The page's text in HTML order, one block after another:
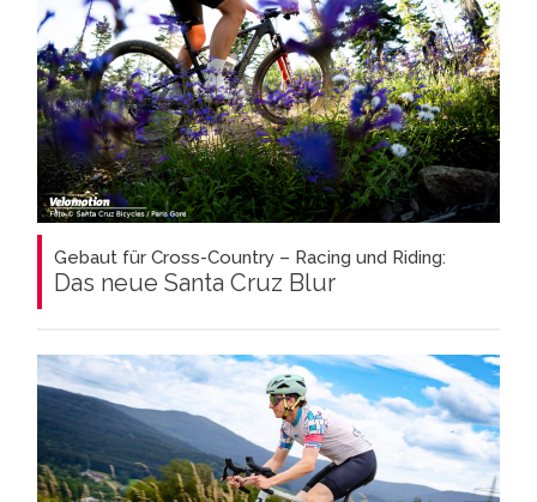
Gebaut für Cross-Country – Racing und Riding:
Das neue Santa Cruz Blur